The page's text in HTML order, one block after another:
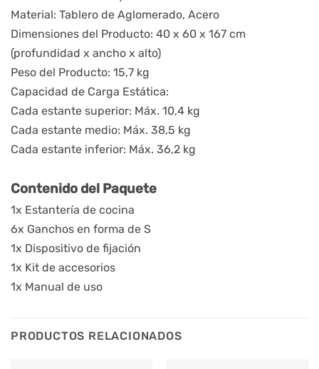
Material: Tablero de Aglomerado, Acero
Dimensiones del Producto: 40 x 60 x 167 cm
(profundidad x ancho x alto)
Peso del Producto: 15,7 kg
Capacidad de Carga Estática:
Cada estante superior: Máx. 10,4 kg
Cada estante medio: Máx. 38,5 kg
Cada estante inferior: Máx. 36,2 kg
Contenido del Paquete
1x Estantería de cocina
6x Ganchos en forma de S
1x Dispositivo de fijación
1x Kit de accesorios
1x Manual de uso
PRODUCTOS RELACIONADOS